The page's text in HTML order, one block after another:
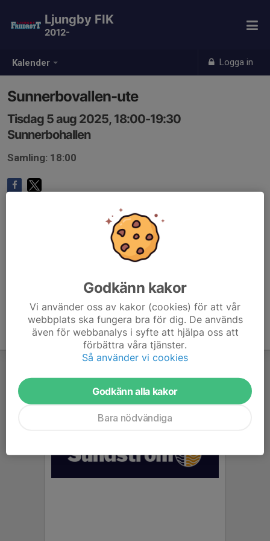
Kalender Logga in
Ljungby FIK
2012-
Sunnerbovallen-ute
Tisdag 5 aug 2025, 18:00-19:30
Sunnerbohallen
Samling: 18:00
Godkänn kakor
Vi använder oss av kakor (cookies) för att vår
webbplats ska fungera bra för dig. De används
även för webbanalys i syfte att hjälpa oss att
förbättra våra tjänster.
Så använder vi cookies
Godkänn alla kakor
Bara nödvändiga